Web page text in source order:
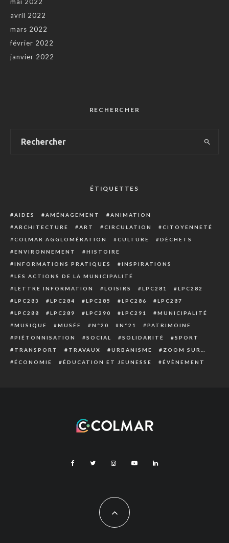
mai 2022
avril 2022
mars 2022
février 2022
janvier 2022
RECHERCHER
ÉTIQUETTES
AIDES AMÉNAGEMENT
ANIMATION
ARCHITECTURE
ART CIRCULATION
CITOYENNETÉ
COLMAR AGGLOMÉRATION
CULTURE
DÉCHETS
ENVIRONNEMENT
HISTOIRE
INFORMATIONS PRATIQUES
INSPIRATIONS
LES ACTIONS DE LA MUNICIPALITÉ
LETTRE INFORMATION
LOISIRS LPC281
LPC282
LPC283
LPC284 LPC285 LPC286
LPC287
LPC288
LPC289 LPC290 LPC291
MUNICIPALITÉ
MUSIQUE
MUSÉE N°20 N°21
PATRIMOINE
PIÉTONNISATION
SOCIAL SOLIDARITÉ
SPORT
TRANSPORT
TRAVAUX URBANISME
ZOOM SUR…
ÉCONOMIE
ÉDUCATION ET JEUNESSE ÉVÈNEMENT